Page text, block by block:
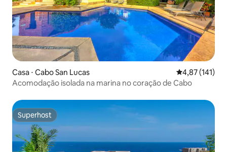
Casa ⋅ Cabo San Lucas 4,87 de uma
4,87 (141)
Acomodação isolada na marina no coração de Cabo
Superhost
Superhost